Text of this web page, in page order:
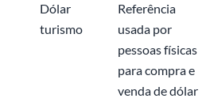
Dólar
turismo
Referência
usada por
pessoas físicas
para compra e
venda de dólar